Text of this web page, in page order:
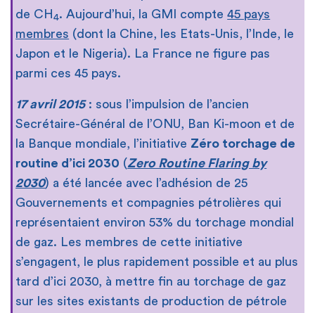
de CH 4. Aujourd’hui, la GMI compte45 pays
membres (dont la Chine, les Etats-Unis, l’Inde, le
Japon et le Nigeria). La France ne figure pas
parmi ces 45 pays.
17 avril 2015: sous l’impulsion de l’ancien
Secrétaire-Général de l’ONU, Ban Ki-moon et de
la Banque mondiale, l’initiative Zéro torchage de
routine d’ici 2030 (Zero Routine Flaring by
2030) a été lancée avec l’adhésion de 25
Gouvernements et compagnies pétrolières qui
représentaient environ 53% du torchage mondial
de gaz. Les membres de cette initiative
s’engagent, le plus rapidement possible et au plus
tard d’ici 2030, à mettre fin au torchage de gaz
sur les sites existants de production de pétrole